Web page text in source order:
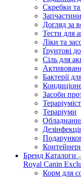
Скребки та
Догляд за
Тести для
Ліки та
Ґрунтові
Сіль для
Бактерії
Засоби
Тераріуми
Бренд Каталоги
Royal Canin
Корм для